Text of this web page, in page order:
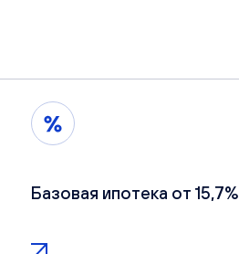
Базовая ипотека от 15,7%